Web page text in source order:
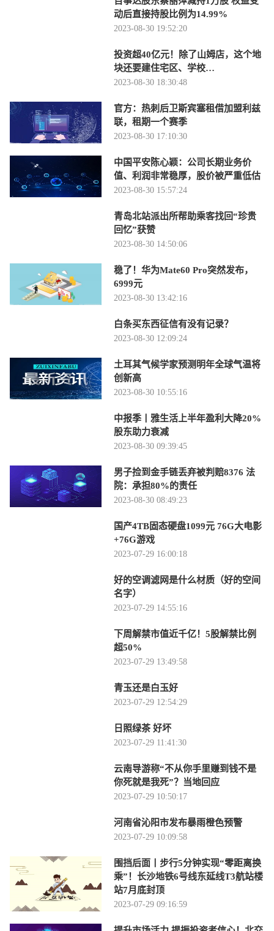
动后直接持股比例为14.99%
2023-08-30 19:52:20
投资超40亿元！除了山姆店，这个地
块还要建住宅区、学校…
2023-08-30 18:30:48
官方：热刺后卫斯宾塞租借加盟利兹
联，租期一个赛季
2023-08-30 17:10:30
中国平安陈心颖：公司长期业务价
值、利润非常稳厚，股价被严重低估
2023-08-30 15:57:24
青岛北站派出所帮助乘客找回“珍贵
回忆”获赞
2023-08-30 14:50:06
稳了！华为Mate60 Pro突然发布，
6999元
2023-08-30 13:42:16
白条买东西征信有没有记录？
2023-08-30 12:09:24
土耳其气候学家预测明年全球气温将
创新高
2023-08-30 10:55:16
中报季丨雅生活上半年盈利大降20%
股东助力衰减
2023-08-30 09:39:45
男子捡到金手链丢弃被判赔8376 法
院：承担80%的责任
2023-08-30 08:49:23
国产4TB固态硬盘1099元 76G大电影
+76G游戏
2023-07-29 16:00:18
好的空调滤网是什么材质（好的空间
名字）
2023-07-29 14:55:16
下周解禁市值近千亿！5股解禁比例
超50%
2023-07-29 13:49:58
青玉还是白玉好
2023-07-29 12:54:29
日照绿茶 好坏
2023-07-29 11:41:30
云南导游称“不从你手里赚到钱不是
你死就是我死”？当地回应
2023-07-29 10:50:17
河南省沁阳市发布暴雨橙色预警
2023-07-29 10:09:58
围挡后面丨步行5分钟实现“零距离换
乘”！长沙地铁6号线东延线T3航站楼
站7月底封顶
2023-07-29 09:16:59